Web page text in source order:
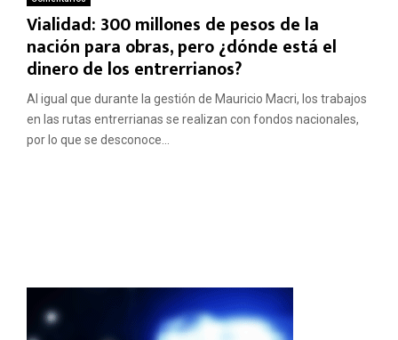
Vialidad: 300 millones de pesos de la
nación para obras, pero ¿dónde está el
dinero de los entrerrianos?
Al igual que durante la gestión de Mauricio Macri, los trabajos
en las rutas entrerrianas se realizan con fondos nacionales,
por lo que se desconoce...